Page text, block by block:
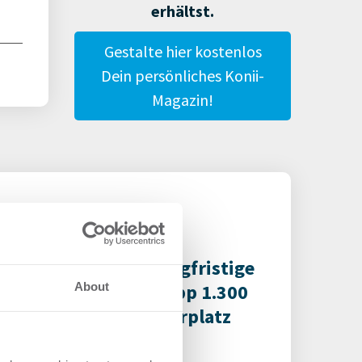
About
erhältst.
Gestalte hier kostenlos
Dein persönliches Konii-
Magazin!
erreicht langfristige
von knapp 1.300
Berliner Alexanderplatz